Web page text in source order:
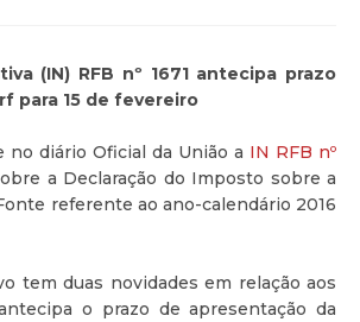
(IN) RFB nº 1671 antecipa prazo
para 15 de fevereiro
no diário Oficial da União a IN RFB nº
a Declaração do Imposto sobre a
referente ao ano-calendário 2016
tem duas novidades em relação aos
o prazo de apresentação da